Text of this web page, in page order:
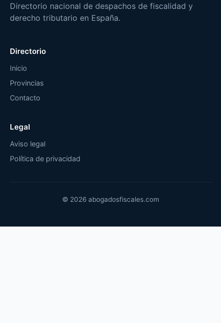
Directorio nacional de despachos de fiscalidad y
derecho tributario en España.
Directorio
Inicio
Provincias
Contacto
Legal
Aviso legal
Política de privacidad
© 2026 abogadosfiscales.com